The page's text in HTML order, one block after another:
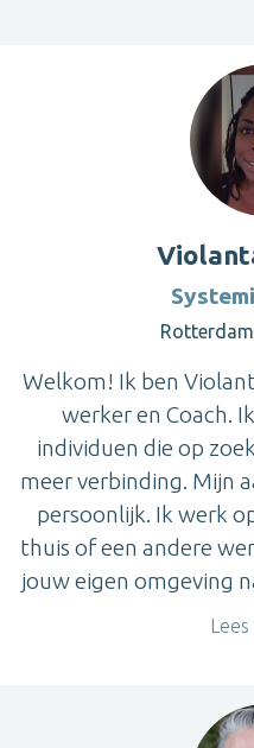
Welkom! Ik ben
werker en Coach.
individuen die op
meer verbinding. Mijn
persoonlijk. Ik werk
thuis of een andere
jouw eigen omgeving